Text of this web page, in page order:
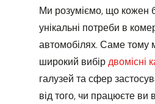
Ми розуміємо, що кожен
унікальні потреби в
автомобілях. Саме тому
широкий вибір двомісні
галузей та сфер
від того, чи працюєте ви